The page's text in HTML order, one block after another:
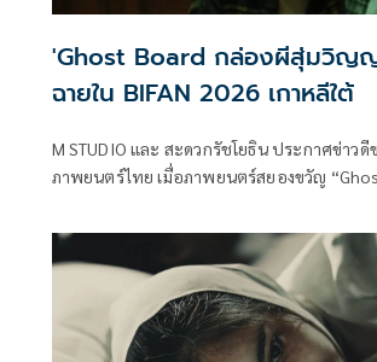
'Ghost Board กล่องผีสุ่มวิญญ
ฉายใน BIFAN 2026 เกาหลีใต้
M STUDIO และ สะดวกรัชโยธิน ประกาศข่าวดี
ภาพยนตร์ไทย เมื่อภาพยนตร์สยองขวัญ
ของเทศกาลภาพยนตร์นานาชาติ Bucheon
Fantastic Film Festival (BIFAN) ครั้งที่ 30 ซึ่ง
วันที่ 2–12 กรกฎาคม 2569 ณ เมืองปูชอน ประ